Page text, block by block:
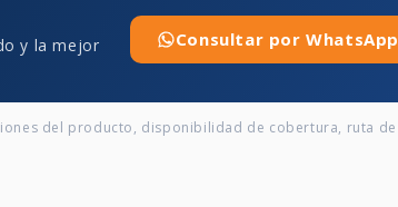
y la mejor
Consultar por WhatsApp
del producto, disponibilidad de cobertura, ruta de